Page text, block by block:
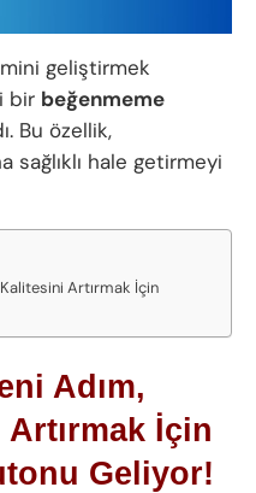
geliştirmek
bir beğenmeme
Bu özellik,
hale getirmeyi
Artırmak İçin
Adım,
İçin
Geliyor!